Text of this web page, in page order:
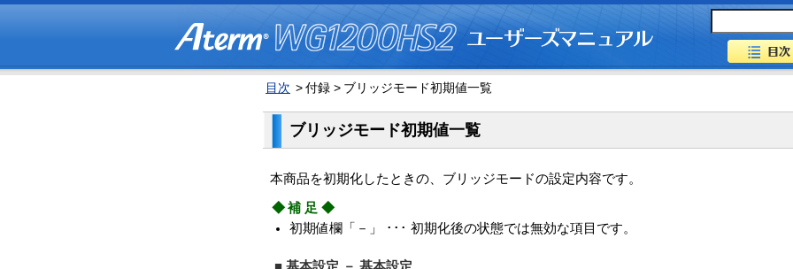
目次 >付録 > ブリッジモード初期値一覧
ブリッジモード初期値一覧
本商品を初期化したときの、ブリッジモードの設定内容です。
◆補足◆
初期値欄「－」 ･･･ 初期化後の状態では無効な項目です。
■ 基本設定 － 基本設定